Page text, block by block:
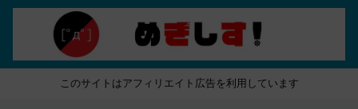
このサイトはアフィリエイト広告を利用しています